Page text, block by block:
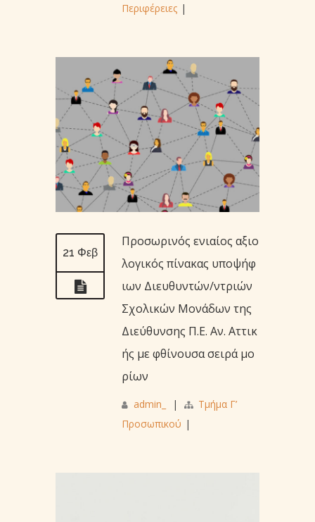
Περιφέρειες |
21 Φεβ
Προσωρινός ενιαίος αξιο
λογικός πίνακας υποψήφ
ιων Διευθυντών/ντριών
Σχολικών Μονάδων της
Διεύθυνσης Π.Ε. Αν. Αττικ
ής με φθίνουσα σειρά μο
ρίων
admin_ |
Τμήμα Γ’
Προσωπικού |